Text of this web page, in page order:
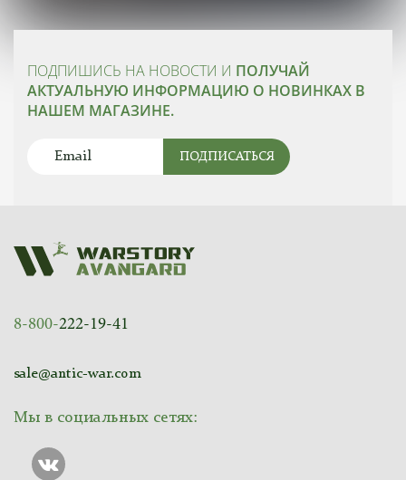
ПОДПИШИСЬ НА НОВОСТИ И ПОЛУЧАЙ
АКТУАЛЬНУЮ ИНФОРМАЦИЮ О НОВИНКАХ В
НАШЕМ МАГАЗИНЕ.
ПОДПИСАТЬСЯ
8-800-222-19-41
sale@antic-war.com
Мы в социальных сетях: